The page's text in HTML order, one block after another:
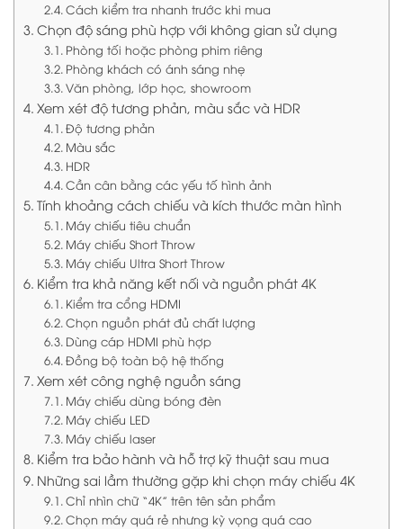
Cách kiểm tra nhanh trước khi mua
Chọn độ sáng phù hợp với không gian sử dụng
Phòng tối hoặc phòng phim riêng
Phòng khách có ánh sáng nhẹ
Văn phòng, lớp học, showroom
Xem xét độ tương phản, màu sắc và HDR
Độ tương phản
Màu sắc
HDR
Cần cân bằng các yếu tố hình ảnh
Tính khoảng cách chiếu và kích thước màn hình
Máy chiếu tiêu chuẩn
Máy chiếu Short Throw
Máy chiếu Ultra Short Throw
Kiểm tra khả năng kết nối và nguồn phát 4K
Kiểm tra cổng HDMI
Chọn nguồn phát đủ chất lượng
Dùng cáp HDMI phù hợp
Đồng bộ toàn bộ hệ thống
Xem xét công nghệ nguồn sáng
Máy chiếu dùng bóng đèn
Máy chiếu LED
Máy chiếu laser
Kiểm tra bảo hành và hỗ trợ kỹ thuật sau mua
Những sai lầm thường gặp khi chọn máy chiếu 4K
Chỉ nhìn chữ “4K” trên tên sản phẩm
Chọn máy quá rẻ nhưng kỳ vọng quá cao